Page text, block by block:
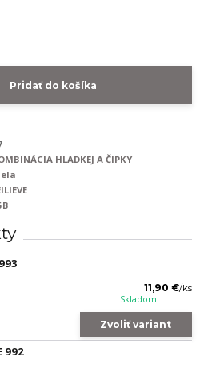
Pridať do košíka
HLADKEJ A ČIPKY
11,90 €/ks
Skladom
Zvoliť variant
992